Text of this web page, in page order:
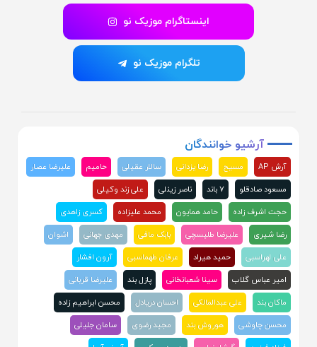
اینستاگرام موزیک نو
تلگرام موزیک نو
آرشیو خوانندگان
آرش AP مسیح رضا یزدانی سالار عقیلی حامیم
علیرضا عصار
مسعود صادقلو
۷ باند ناصر زینلی
علی زند وکیلی
حجت اشرف زاده
حامد همایون محمد علیزاده
کسری زاهدی
رضا شیری
علیرضا طلیسچی بابک مافی مهدی جهانی
اشوان
علی لهراسبی
حمید هیراد عرفان طهماسبی
آرون افشار
امیر عباس گلاب
سینا شعبانخانی پازل بند
علیرضا قربانی
ماکان بند
علی عبدالمالکی احسان دریادل
محسن ابراهیم زاده
محسن چاوشی
هوروش بند مجید رضوی
سامان جلیلی